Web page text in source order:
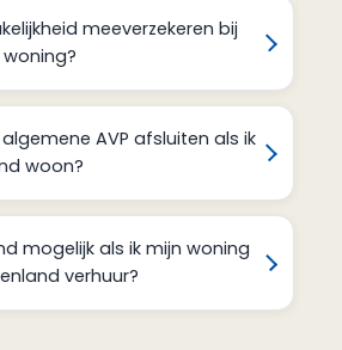
meeverzekeren bij
AVP afsluiten als ik
woon?
mogelijk als ik mijn woning
verhuur?